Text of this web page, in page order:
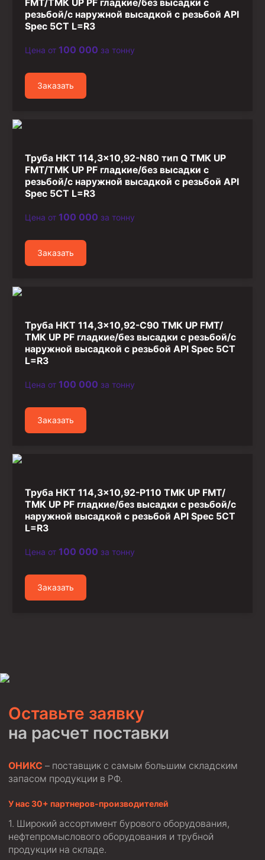
FMT/ТМК UP PF гладкие/без высадки с
резьбой/с наружной высадкой с резьбой API
Spec 5CT L=R3
Цена от 100 000 за тонну
Заказать
Труба НКТ 114,3×10,92-N80 тип Q ТМК UP
FMT/ТМК UP PF гладкие/без высадки с
резьбой/с наружной высадкой с резьбой API
Spec 5CT L=R3
Цена от 100 000 за тонну
Заказать
Труба НКТ 114,3×10,92-C90 ТМК UP FMT/
ТМК UP PF гладкие/без высадки с резьбой/с
наружной высадкой с резьбой API Spec 5CT
L=R3
Цена от 100 000 за тонну
Заказать
Труба НКТ 114,3×10,92-P110 ТМК UP FMT/
ТМК UP PF гладкие/без высадки с резьбой/с
наружной высадкой с резьбой API Spec 5CT
L=R3
Цена от 100 000 за тонну
Заказать
Оставьте заявку
на расчет поставки
ОНИКС – поставщик с самым большим складским
запасом продукции в РФ.
У нас 30+ партнеров-производителей
Широкий ассортимент бурового оборудования,
нефтепромыслового оборудования и трубной
продукции на складе.